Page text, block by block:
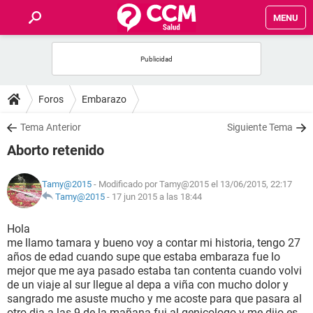
MENU
FOROS
SALUD
NUTRICIÓN
BIENESTAR
SEXUALIDAD
GLOSARIO
Foros Embarazo
Tema Anterior Siguiente Tema
Aborto retenido
Tamy@2015 - Modificado por Tamy@2015 el 13/06/2015, 22:17
Tamy@2015 - 17 jun 2015 a las 18:44
Hola
me llamo tamara y bueno voy a contar mi historia, tengo 27
años de edad cuando supe que estaba embaraza fue lo
mejor que me aya pasado estaba tan contenta cuando volvi
de un viaje al sur llegue al depa a viña con mucho dolor y
sangrado me asuste mucho y me acoste para que pasara al